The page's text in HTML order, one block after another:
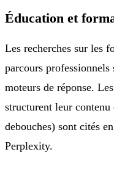
Éducation et
Les recherches sur les
parcours professionnels
moteurs de réponse.
structurent leur
debouches) sont cités
Perplexity.